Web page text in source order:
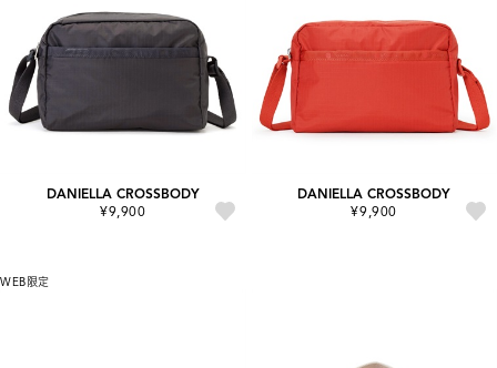
DANIELLA CROSSBODY
¥9,900
DANIELLA CROSSBODY
¥9,900
WEB限定